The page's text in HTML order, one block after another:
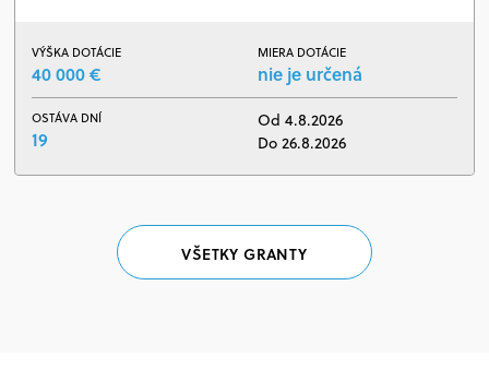
VÝŠKA DOTÁCIE
40 000 €
MIERA DOTÁCIE
nie je určená
OSTÁVA DNÍ
19
Od 4.8.2026
Do 26.8.2026
VŠETKY GRANTY